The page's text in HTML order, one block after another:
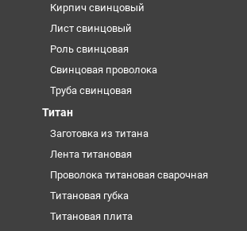
Кирпич свинцовый
Лист свинцовый
Роль свинцовая
Свинцовая проволока
Труба свинцовая
Титан
Заготовка из титана
Лента титановая
Проволока титановая сварочная
Титановая губка
Титановая плита